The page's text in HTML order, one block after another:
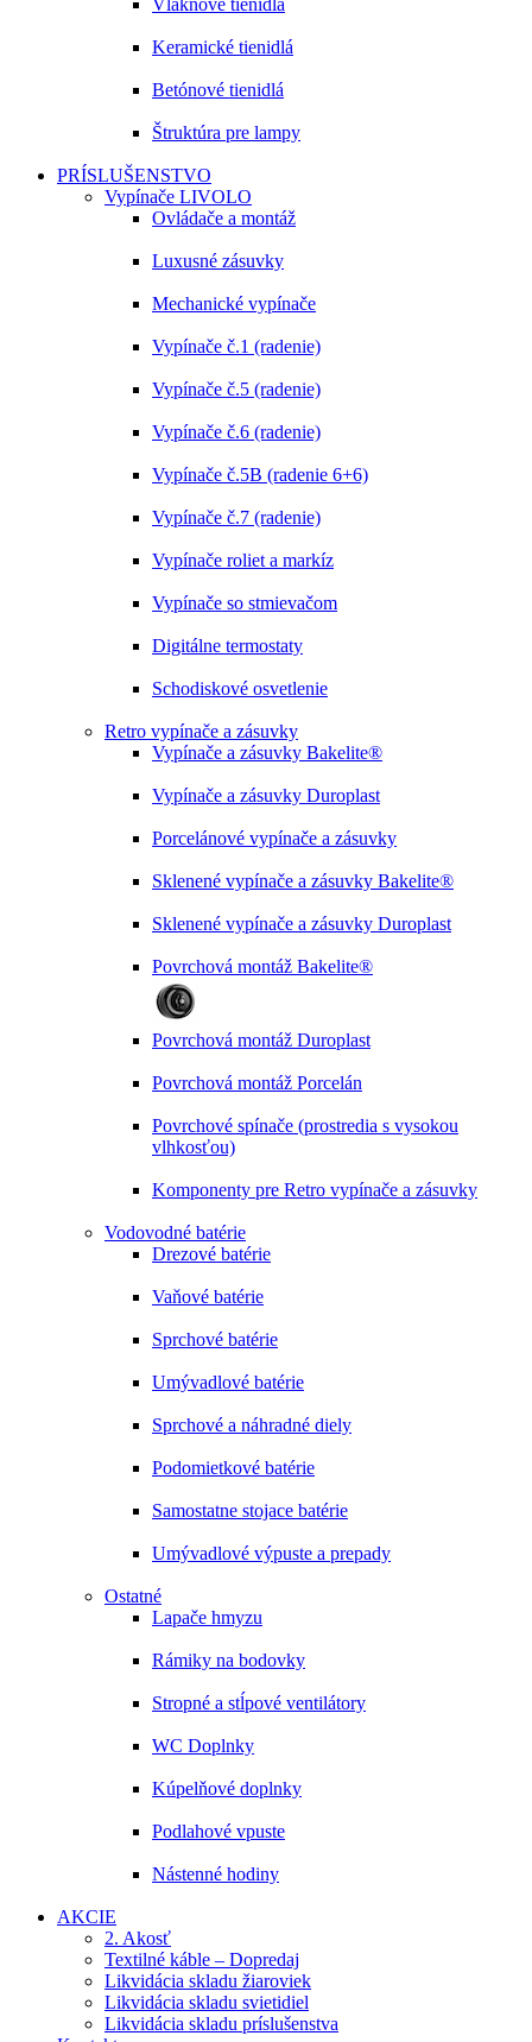
Vláknové tienidlá
Keramické tienidlá
Betónové tienidlá
Štruktúra pre lampy
PRÍSLUŠENSTVO
Vypínače LIVOLO
Ovládače a montáž
Luxusné zásuvky
Mechanické vypínače
Vypínače č.1 (radenie)
Vypínače č.5 (radenie)
Vypínače č.6 (radenie)
Vypínače č.5B (radenie 6+6)
Vypínače č.7 (radenie)
Vypínače roliet a markíz
Vypínače so stmievačom
Digitálne termostaty
Schodiskové osvetlenie
Retro vypínače a zásuvky
Vypínače a zásuvky Bakelite®
Vypínače a zásuvky Duroplast
Porcelánové vypínače a zásuvky
Sklenené vypínače a zásuvky Bakelite®
Sklenené vypínače a zásuvky Duroplast
Povrchová montáž Bakelite®
Povrchová montáž Duroplast
Povrchová montáž Porcelán
Povrchové spínače (prostredia s vysokou
vlhkosťou)
Komponenty pre Retro vypínače a zásuvky
Vodovodné batérie
Drezové batérie
Vaňové batérie
Sprchové batérie
Umývadlové batérie
Sprchové a náhradné diely
Podomietkové batérie
Samostatne stojace batérie
Umývadlové výpuste a prepady
Ostatné
Lapače hmyzu
Rámiky na bodovky
Stropné a stĺpové ventilátory
WC Doplnky
Kúpelňové doplnky
Podlahové vpuste
Nástenné hodiny
AKCIE
2. Akosť
Textilné káble – Dopredaj
Likvidácia skladu žiaroviek
Likvidácia skladu svietidiel
Likvidácia skladu príslušenstva